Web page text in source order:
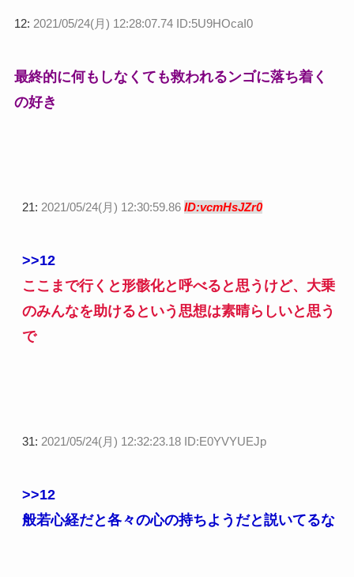
12: 2021/05/24(月) 12:28:07.74 ID:5U9HOcaI0
最終的に何もしなくても救われるンゴに落ち着く
の好き
21: 2021/05/24(月) 12:30:59.86 ID:vcmHsJZr0
>>12
ここまで行くと形骸化と呼べると思うけど、大乗
のみんなを助けるという思想は素晴らしいと思う
で
31: 2021/05/24(月) 12:32:23.18 ID:E0YVYUEJp
>>12
般若心経だと各々の心の持ちようだと説いてるな